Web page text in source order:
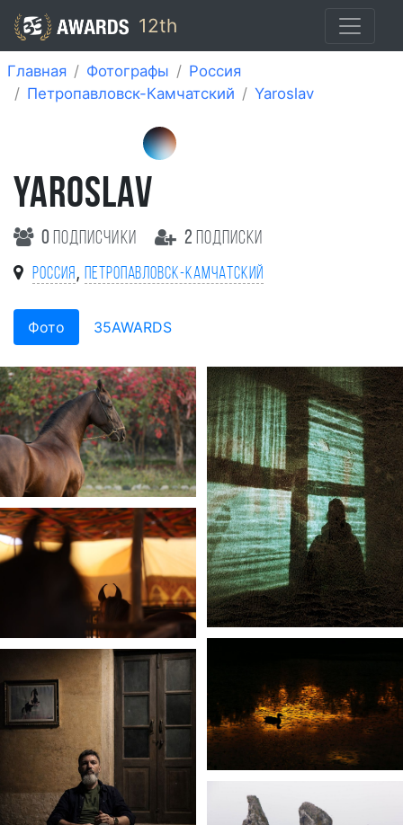
12th
Главная Фотографы
Россия
Петропавловск-Камчатский
Yaroslav
YAROSLAV
0 подписчики 2 подписки
Россия , Петропавловск-Камчатский
Фото 35AWARDS